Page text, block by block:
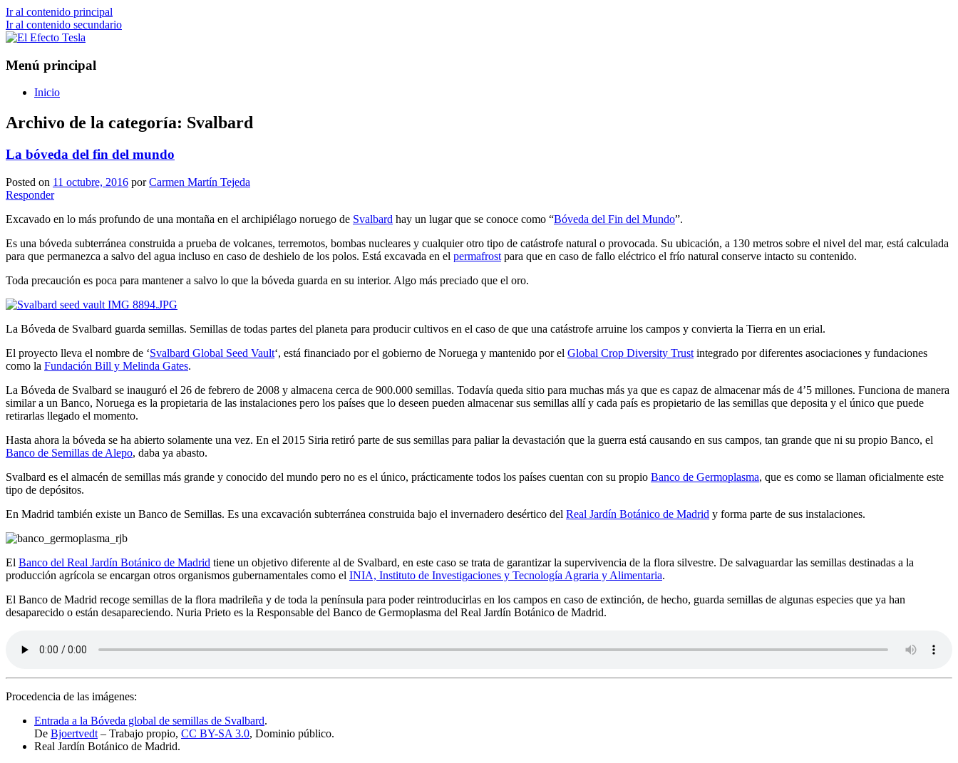
Ir al contenido principal
Ir al contenido secundario
El Efecto Tesla
Menú principal
Inicio
Archivo de la categoría: Svalbard
La bóveda del fin del mundo
Posted on 11 octubre, 2016 porCarmen Martín Tejeda
Responder
Excavado en lo más profundo de una montaña en el archipiélago noruego de Svalbard hay un lugar que se conoce como “Bóveda del Fin del Mundo”.
Es una bóveda subterránea construida a prueba de volcanes, terremotos, bombas nucleares y cualquier otro tipo de catástrofe natural o provocada. Su ubicación, a 130 metros sobre el nivel del mar, está calculada
para que permanezca a salvo del agua incluso en caso de deshielo de los polos. Está excavada en el permafrost para que en caso de fallo eléctrico el frío natural conserve intacto su contenido.
Toda precaución es poca para mantener a salvo lo que la bóveda guarda en su interior. Algo más preciado que el oro.
La Bóveda de Svalbard guarda semillas. Semillas de todas partes del planeta para producir cultivos en el caso de que una catástrofe arruine los campos y convierta la Tierra en un erial.
El proyecto lleva el nombre de ‘Svalbard Global Seed Vault‘, está financiado por el gobierno de Noruega y mantenido por el Global Crop Diversity Trust integrado por diferentes asociaciones y fundaciones
como la Fundación Bill y Melinda Gates.
La Bóveda de Svalbard se inauguró el 26 de febrero de 2008 y almacena cerca de 900.000 semillas. Todavía queda sitio para muchas más ya que es capaz de almacenar más de 4’5 millones. Funciona de manera
similar a un Banco, Noruega es la propietaria de las instalaciones pero los países que lo deseen pueden almacenar sus semillas allí y cada país es propietario de las semillas que deposita y el único que puede
retirarlas llegado el momento.
Hasta ahora la bóveda se ha abierto solamente una vez. En el 2015 Siria retiró parte de sus semillas para paliar la devastación que la guerra está causando en sus campos, tan grande que ni su propio Banco, el
Banco de Semillas de Alepo, daba ya abasto.
Svalbard es el almacén de semillas más grande y conocido del mundo pero no es el único, prácticamente todos los países cuentan con su propio Banco de Germoplasma, que es como se llaman oficialmente este
tipo de depósitos.
En Madrid también existe un Banco de Semillas. Es una excavación subterránea construida bajo el invernadero desértico del Real Jardín Botánico de Madrid y forma parte de sus instalaciones.
El Banco del Real Jardín Botánico de Madrid tiene un objetivo diferente al de Svalbard, en este caso se trata de garantizar la supervivencia de la flora silvestre. De salvaguardar las semillas destinadas a la
producción agrícola se encargan otros organismos gubernamentales como el INIA, Instituto de Investigaciones y Tecnología Agraria y Alimentaria.
El Banco de Madrid recoge semillas de la flora madrileña y de toda la península para poder reintroducirlas en los campos en caso de extinción, de hecho, guarda semillas de algunas especies que ya han
desaparecido o están desapareciendo. Nuria Prieto es la Responsable del Banco de Germoplasma del Real Jardín Botánico de Madrid.
Procedencia de las imágenes:
Entrada a la Bóveda global de semillas de Svalbard.
De Bjoertvedt – Trabajo propio, CC BY-SA 3.0, Dominio público.
Real Jardín Botánico de Madrid.